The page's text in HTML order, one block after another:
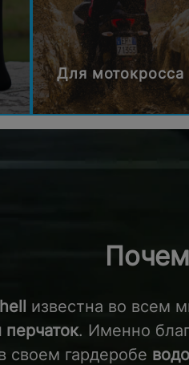
Для мотокросса
известна во всем
. Именно
своем гардеробе